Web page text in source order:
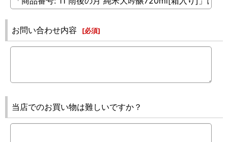
お問い合わせ内容 [必須]
当店でのお買い物は難しいですか？